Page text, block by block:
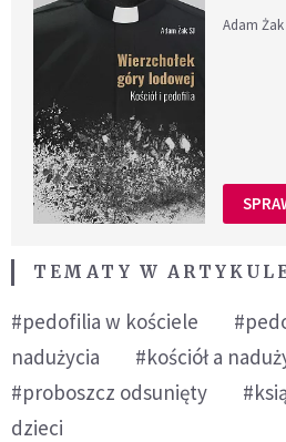
Adam Żak
TEMATY W
#pedofilia w kościele
nadużycia
#kościół a
#proboszcz odsunięty
dzieci